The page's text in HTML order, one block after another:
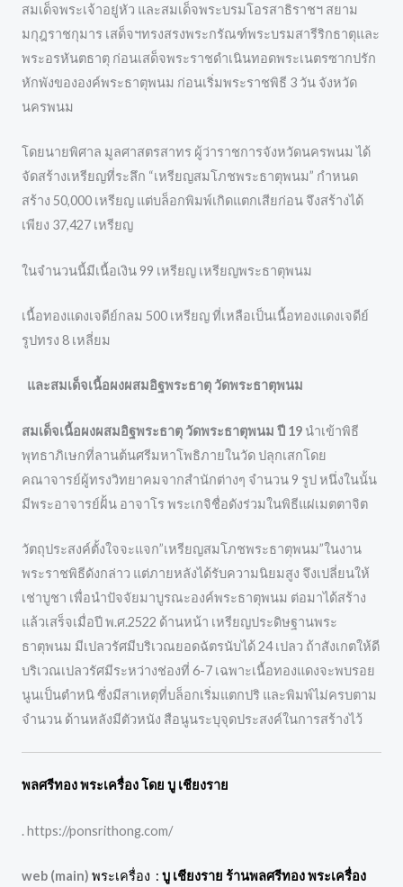
สมเด็จพระเจ้าอยู่หัว และสมเด็จพระบรมโอรสาธิราชฯ สยาม
มกุฎราชกุมาร เสด็จฯทรงสรงพระกรัณฑ์พระบรมสารีริกธาตุและ
พระอรหันตธาตุ ก่อนเสด็จพระราชดำเนินทอดพระเนตรซากปรัก
หักพังขององค์พระธาตุพนม ก่อนเริ่มพระราชพิธี 3 วัน จังหวัด
นครพนม
โดยนายพิศาล มูลศาสตรสาทร ผู้ว่าราชการจังหวัดนครพนม ได้
จัดสร้างเหรียญที่ระลึก “เหรียญสมโภชพระธาตุพนม” กำหนด
สร้าง 50,000 เหรียญ แต่บล็อกพิมพ์เกิดแตกเสียก่อน จึงสร้างได้
เพียง 37,427 เหรียญ
ในจำนวนนี้มีเนื้อเงิน 99 เหรียญ เหรียญพระธาตุพนม
เนื้อทองแดงเจดีย์กลม 500 เหรียญ ที่เหลือเป็นเนื้อทองแดงเจดีย์
รูปทรง 8 เหลี่ยม
และสมเด็จเนื้อผงผสมอิฐพระธาตุ วัดพระธาตุพนม
สมเด็จเนื้อผงผสมอิฐพระธาตุ วัดพระธาตุพนม ปี 19 นำเข้าพิธี
พุทธาภิเษกที่ลานต้นศรีมหาโพธิภายในวัด ปลุกเสกโดย
คณาจารย์ผู้ทรงวิทยาคมจากสำนักต่างๆ จำนวน 9 รูป หนึ่งในนั้น
มีพระอาจารย์ฝั้น อาจาโร พระเกจิชื่อดังร่วมในพิธีแผ่เมตตาจิต
วัตถุประสงค์ตั้งใจจะแจก”เหรียญสมโภชพระธาตุพนม”ในงาน
พระราชพิธีดังกล่าว แต่ภายหลังได้รับความนิยมสูง จึงเปลี่ยนให้
เช่าบูชา เพื่อนำปัจจัยมาบูรณะองค์พระธาตุพนม ต่อมาได้สร้าง
แล้วเสร็จเมื่อปี พ.ศ.2522 ด้านหน้า เหรียญประดิษฐานพระ
ธาตุพนม มีเปลวรัศมีบริเวณยอดฉัตรนับได้ 24 เปลว ถ้าสังเกตให้ดี
บริเวณเปลวรัศมีระหว่างช่องที่ 6-7 เฉพาะเนื้อทองแดงจะพบรอย
นูนเป็นตำหนิ ซึ่งมีสาเหตุที่บล็อกเริ่มแตกปริ และพิมพ์ไม่ครบตาม
จำนวน ด้านหลังมีตัวหนัง สือนูนระบุจุดประสงค์ในการสร้างไว้
พลศรีทอง พระเครื่อง โดย บู เชียงราย
. https://ponsrithong.com/
web (main) พระเครื่อง : บู เชียงราย ร้านพลศรีทอง พระเครื่อง